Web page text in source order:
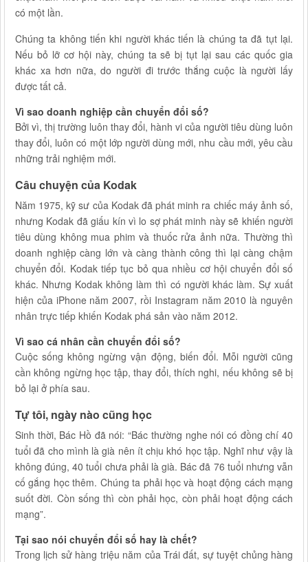
có một lần.
Chúng ta không tiến khi người khác tiến là chúng ta đã tụt lại.
Nếu bỏ lỡ cơ hội này, chúng ta sẽ bị tụt lại sau các quốc gia
khác xa hơn nữa, do người đi trước thắng cuộc là người lấy
được tất cả.
Vì sao doanh nghiệp cần chuyển đổi số?
Bởi vì, thị trường luôn thay đổi, hành vi của người tiêu dùng luôn
thay đổi, luôn có một lớp người dùng mới, nhu cầu mới, yêu cầu
những trải nghiệm mới.
Câu chuyện của Kodak
Năm 1975, kỹ sư của Kodak đã phát minh ra chiếc máy ảnh số,
nhưng Kodak đã giấu kín vì lo sợ phát minh này sẽ khiến người
tiêu dùng không mua phim và thuốc rửa ảnh nữa. Thường thì
doanh nghiệp càng lớn và càng thành công thì lại càng chậm
chuyển đổi. Kodak tiếp tục bỏ qua nhiều cơ hội chuyển đổi số
khác. Nhưng Kodak không làm thì có người khác làm. Sự xuất
hiện của iPhone năm 2007, rồi Instagram năm 2010 là nguyên
nhân trực tiếp khiến Kodak phá sản vào năm 2012.
Vì sao cá nhân cần chuyển đổi số?
Cuộc sống không ngừng vận động, biến đổi. Mỗi người cũng
cần không ngừng học tập, thay đổi, thích nghi, nếu không sẽ bị
bỏ lại ở phía sau.
Tự tôi, ngày nào cũng học
Sinh thời, Bác Hồ đã nói: “Bác thường nghe nói có đồng chí 40
tuổi đã cho mình là già nên ít chịu khó học tập. Nghĩ như vậy là
không đúng, 40 tuổi chưa phải là già. Bác đã 76 tuổi nhưng vẫn
cố gắng học thêm. Chúng ta phải học và hoạt động cách mạng
suốt đời. Còn sống thì còn phải học, còn phải hoạt động cách
mạng”.
Tại sao nói chuyển đổi số hay là chết?
Trong lịch sử hàng triệu năm của Trái đất, sự tuyệt chủng hàng